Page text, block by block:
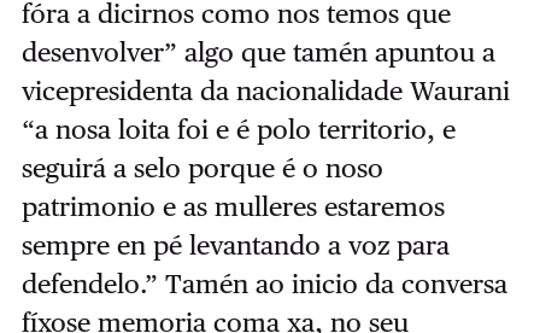
fóra a dicirnos como nos temos que
desenvolver” algo que tamén apuntou a
vicepresidenta da nacionalidade Waurani
“a nosa loita foi e é polo territorio, e
seguirá a selo porque é o noso
patrimonio e as mulleres estaremos
sempre en pé levantando a voz para
defendelo.” Tamén ao inicio da conversa
fíxose memoria coma xa, no seu